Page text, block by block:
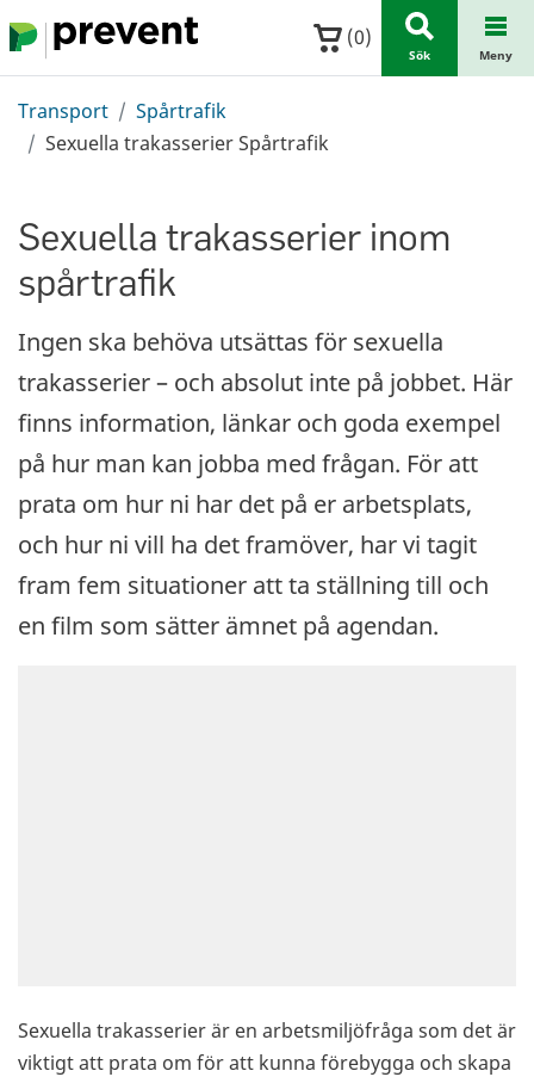
Hoppa till huvudinnehållet (0)
Sök Meny
Transport
Spårtrafik
Sexuella trakasserier Spårtrafik
Sexuella trakasserier inom
spårtrafik
Ingen ska behöva utsättas för sexuella
trakasserier – och absolut inte på jobbet. Här
finns information, länkar och goda exempel
på hur man kan jobba med frågan. För att
prata om hur ni har det på er arbetsplats,
och hur ni vill ha det framöver, har vi tagit
fram fem situationer att ta ställning till och
en film som sätter ämnet på agendan.
Sexuella trakasserier är en arbetsmiljöfråga som det är
viktigt att prata om för att kunna förebygga och skapa